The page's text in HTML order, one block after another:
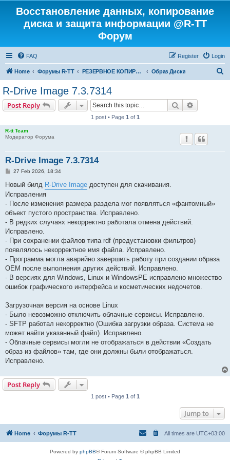
Восстановление данных, копирование
диска и защита информации @R-TT
Форум
FAQ Login
Register
Home Форумы R-TT РЕЗЕРВНОЕ КОПИРОВАНИЕ И ВОССТАНОВЛЕНИЕ СИСТЕМ Образ Диска
R-Drive Image 7.3.7314
Post Reply Search
1 post • Page 1 of 1
R-tt Team
Модератор Форума
R-Drive Image 7.3.7314
P
s
27 Feb 2026, 18:34
Новый билд R-Drive Image доступен для скачивания.
Исправления
- После изменения размера раздела мог появляться «фантомный»
объект пустого пространства. Исправлено.
- В редких случаях некорректно работала отмена действий.
Исправлено.
- При сохранении файлов типа rdf (предустановки фильтров)
появлялось некорректное имя файла. Исправлено.
- Программа могла аварийно завершить работу при создании образа
OEM после выполнения других действий. Исправлено.
- В версиях для Windows, Linux и WindowsPE исправлено множество
ошибок графического интерфейса и косметических недочетов.
Загрузочная версия на основе Linux
- Было невозможно отключить облачные сервисы. Исправлено.
- SFTP работал некорректно (Ошибка загрузки образа. Система не
может найти указанный файл). Исправлено.
- Облачные сервисы могли не отображаться в действии «Создать
образ из файлов» там, где они должны были отображаться.
Исправлено.
Post Reply
1 post • Page 1 of 1
Jump to
Home Форумы R-TT All times are UTC+03:00
Powered by phpBB® Forum Software © phpBB Limited